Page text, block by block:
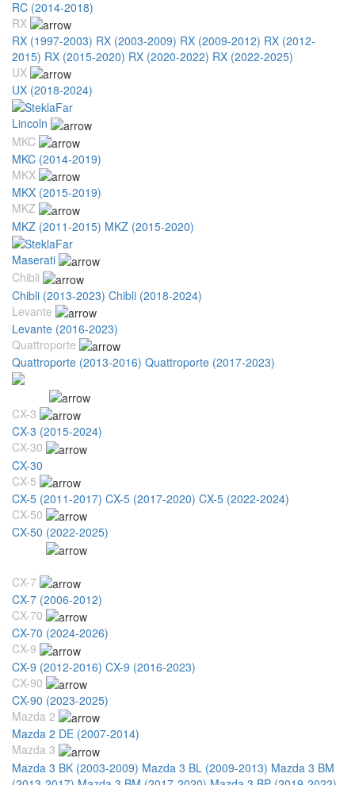
RC (2014-2018)
RX
RX (1997-2003) RX (2003-2009) RX (2009-2012) RX (2012-
2015) RX (2015-2020) RX (2020-2022) RX (2022-2025)
UX
UX (2018-2024)
Lincoln
MKC
MKC (2014-2019)
MKX
MKX (2015-2019)
MKZ
MKZ (2011-2015) MKZ (2015-2020)
Maserati
Chibli
Chibli (2013-2023) Chibli (2018-2024)
Levante
Levante (2016-2023)
Quattroporte
Quattroporte (2013-2016) Quattroporte (2017-2023)
CX-3
CX-3 (2015-2024)
CX-30
CX-30
CX-5
CX-5 (2011-2017) CX-5 (2017-2020) CX-5 (2022-2024)
CX-50
CX-50 (2022-2025)
CX-7
CX-7 (2006-2012)
CX-70
CX-70 (2024-2026)
CX-9
CX-9 (2012-2016) CX-9 (2016-2023)
CX-90
CX-90 (2023-2025)
Mazda 2
Mazda 2 DE (2007-2014)
Mazda 3
Mazda 3 BK (2003-2009) Mazda 3 BL (2009-2013) Mazda 3 BM